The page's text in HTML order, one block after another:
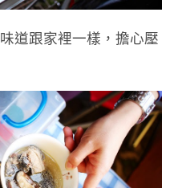
道跟家裡一樣，擔心壓